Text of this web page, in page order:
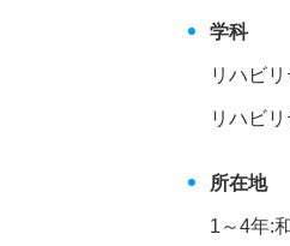
学科
リハビ
リハビ
所在地
1～4年: